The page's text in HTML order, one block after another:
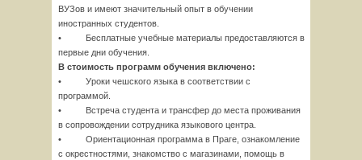
ВУЗов и имеют значительный опыт в обучении
иностранных студентов.
• Бесплатные учебные материалы предоставляются в
первые дни обучения.
В стоимость программ обучения включено:
• Уроки чешского языка в соответствии с
программой.
• Встреча студента и трансфер до места проживания
в сопровождении сотрудника языкового центра.
• Ориентационная программа в Праге, ознакомление
с окрестностями, знакомство с магазинами, помощь в